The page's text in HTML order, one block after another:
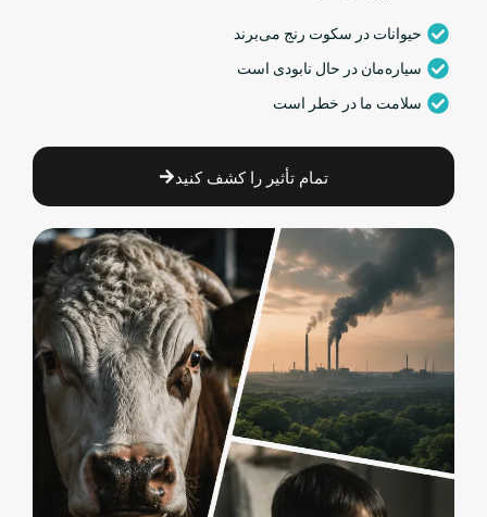
حیوانات در سکوت رنج می‌برند
سیاره‌مان در حال نابودی است
سلامت ما در خطر است
تمام تأثیر را کشف کنید